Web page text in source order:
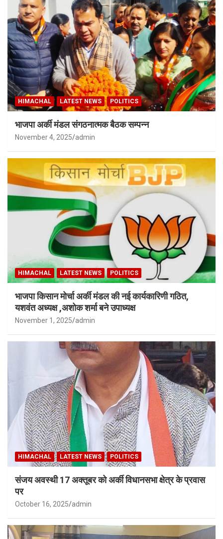
HIMACHAL LATEST NEWS POLITICS
भाजपा अर्की मंडल संगठनात्मक बैठक सम्पन्न
November 4, 2025 admin
HIMACHAL LATEST NEWS POLITICS
भाजपा किसान मोर्चा अर्की मंडल की नई कार्यकारिणी गठित,
यशवंत अध्यक्ष ,अशोक शर्मा बने उपाध्यक्ष
November 1, 2025 admin
HIMACHAL LATEST NEWS POLITICS
संजय अवस्थी 17 अक्तूबर को अर्की विधानसभा क्षेत्र के प्रवास
पर
October 16, 2025 admin